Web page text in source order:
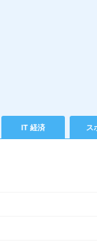
IT 経済 ス